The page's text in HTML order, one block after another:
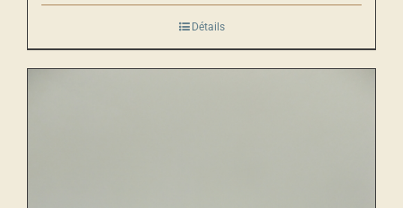
Détails